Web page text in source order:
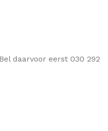
daarvoor eerst 030 292